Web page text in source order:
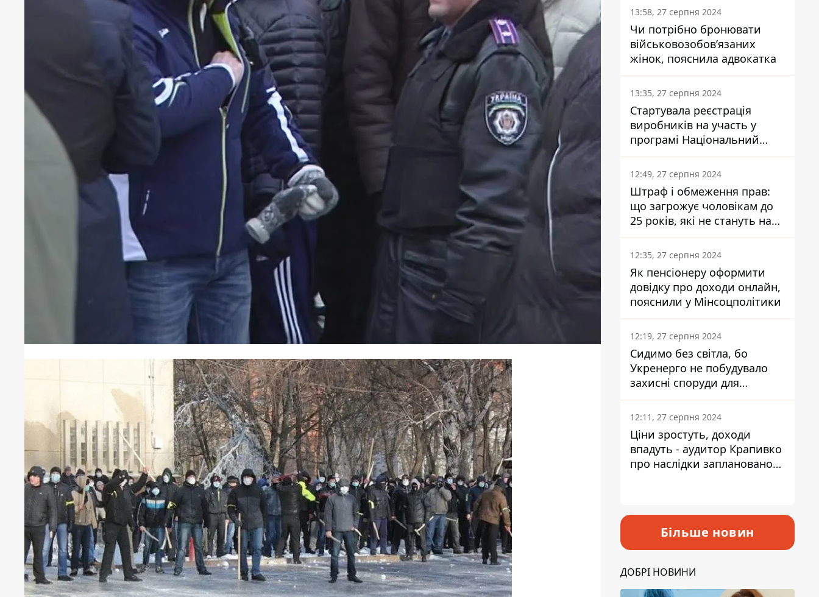
13:58, 27 серпня 2024
Чи потрібно бронювати
військовозобов’язаних
жінок, пояснила адвокатка
13:35, 27 серпня 2024
Стартувала реєстрація
виробників на участь у
програмі Національний
кешбек: як це зробити
через портал Дія
12:49, 27 серпня 2024
Штраф і обмеження прав:
що загрожує чоловікам до
25 років, які не стануть на
військовий облік
12:35, 27 серпня 2024
Як пенсіонеру оформити
довідку про доходи онлайн,
пояснили у Мінсоцполітики
12:19, 27 серпня 2024
Сидимо без світла, бо
Укренерго не побудувало
захисні споруди для
енергетики - нардеп
Кучеренко
12:11, 27 серпня 2024
Ціни зростуть, доходи
впадуть - аудитор Крапивко
про наслідки запланованого
Більше новин
ДОБРІ НОВИНИ